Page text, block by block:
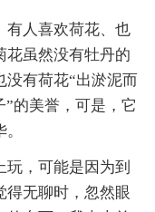
有人喜欢荷花、也
花虽然没有牡丹的
没有荷花“出淤泥而
的美誉，可是，它
，可能是因为到
得无聊时，忽然眼